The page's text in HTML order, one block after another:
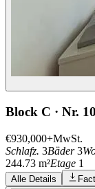
Block C · Nr.
€930,000+MwSt.
Schlafz. 3Bäder 3
244.73 m²Etage 1
Alle Details